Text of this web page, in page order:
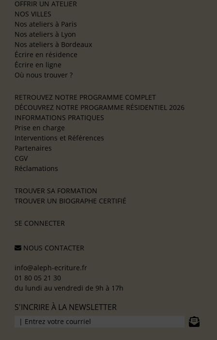
OFFRIR UN ATELIER
NOS VILLES
Nos ateliers à Paris
Nos ateliers à Lyon
Nos ateliers à Bordeaux
Écrire en résidence
Écrire en ligne
Où nous trouver ?
RETROUVEZ NOTRE PROGRAMME COMPLET
DÉCOUVREZ NOTRE PROGRAMME RÉSIDENTIEL 2026
INFORMATIONS PRATIQUES
Prise en charge
Interventions et Références
Partenaires
CGV
Réclamations
TROUVER SA FORMATION
TROUVER UN BIOGRAPHE CERTIFIÉ
SE CONNECTER
NOUS CONTACTER
info@aleph-ecriture.fr
01 80 05 21 30
du lundi au vendredi de 9h à 17h
S'INCRIRE À LA NEWSLETTER